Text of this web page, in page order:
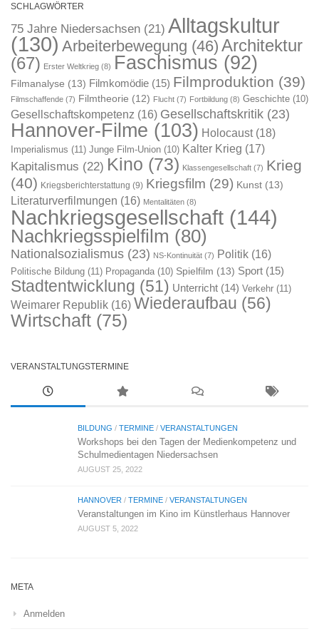
SCHLAGWÖRTER
75 Jahre Niedersachsen (21) Alltagskultur
(130) Arbeiterbewegung (46) Architektur
(67) Erster Weltkrieg (8) Faschismus (92)
Filmanalyse (13) Filmkomödie (15) Filmproduktion (39)
Filmschaffende (7) Filmtheorie (12) Flucht (7) Fortbildung (8) Geschichte (10)
Gesellschaftskompetenz (16) Gesellschaftskritik (23)
Hannover-Filme (103) Holocaust(18)
Imperialismus (11) Junge Film-Union (10) Kalter Krieg (17)
Kapitalismus (22) Kino (73) Klassengesellschaft (7) Krieg
(40) Kriegsberichterstattung (9) Kriegsfilm (29) Kunst (13)
Literaturverfilmungen (16) Mentalitäten (8)
Nachkriegsgesellschaft (144)
Nachkriegsspielfilm (80)
Nationalsozialismus (23) NS-Kontinuität (7) Politik (16)
Politische Bildung (11) Propaganda (10) Spielfilm (13) Sport (15)
Stadtentwicklung (51) Unterricht (14) Verkehr (11)
Weimarer Republik (16) Wiederaufbau (56)
Wirtschaft (75)
VERANSTALTUNGSTERMINE
BILDUNG / TERMINE / VERANSTALTUNGEN
Workshops bei den Tagen der Medienkompetenz und
Schulmedientagen Niedersachsen
AUGUST 25, 2022
HANNOVER / TERMINE / VERANSTALTUNGEN
Veranstaltungen im Kino im Künstlerhaus Hannover
AUGUST 5, 2022
META
Anmelden